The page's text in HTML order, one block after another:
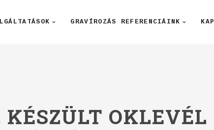
GRAVÍROZÁS REFERENCIÁINK
OKLEVÉL